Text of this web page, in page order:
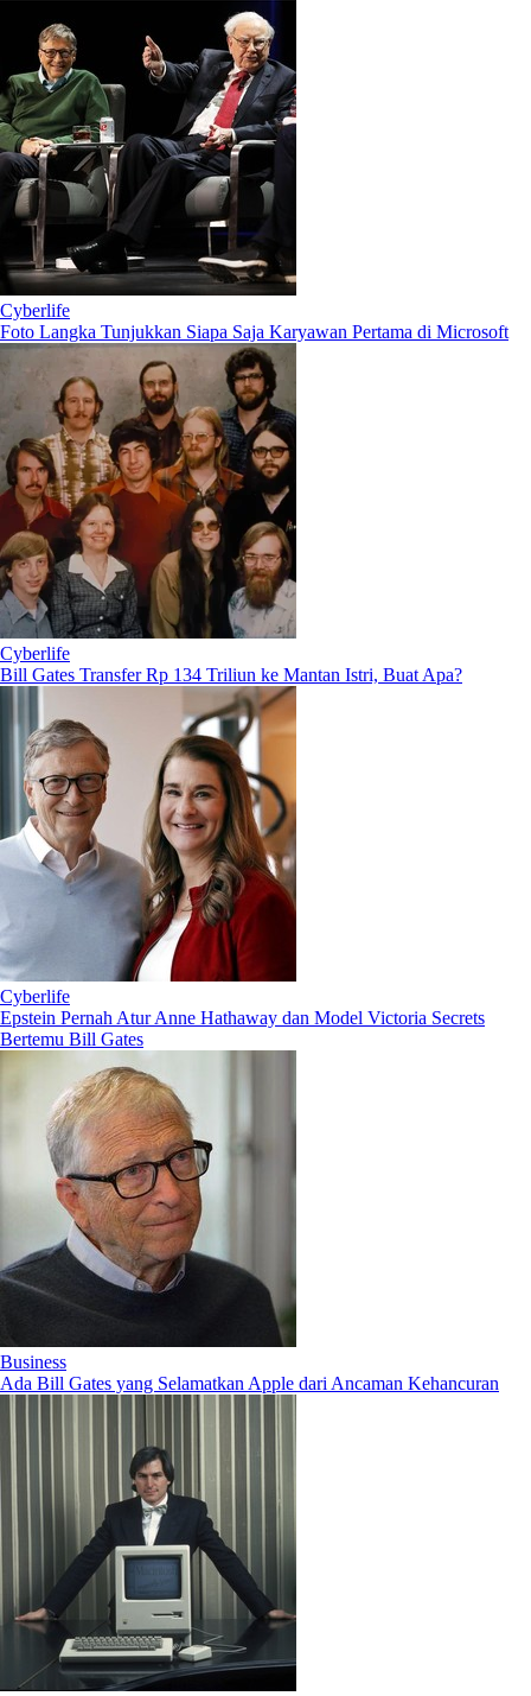
Cyberlife
Foto Langka Tunjukkan Siapa Saja Karyawan Pertama di Microsoft
Cyberlife
Bill Gates Transfer Rp 134 Triliun ke Mantan Istri, Buat Apa?
Cyberlife
Epstein Pernah Atur Anne Hathaway dan Model Victoria Secrets
Bertemu Bill Gates
Business
Ada Bill Gates yang Selamatkan Apple dari Ancaman Kehancuran